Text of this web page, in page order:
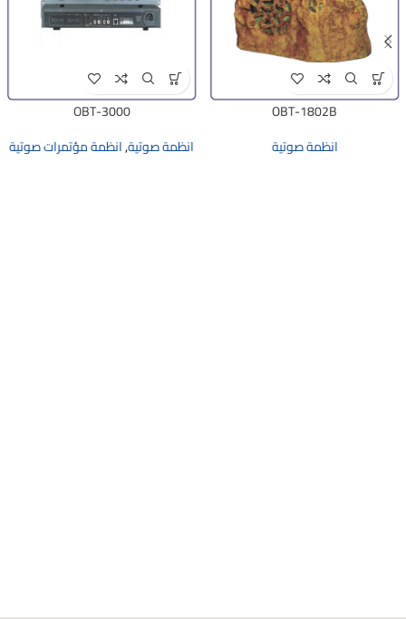
OBT-1802B
انظمة صوتية
OBT-3000
انظمة صوتية,انظمة مؤتمرات صوتية